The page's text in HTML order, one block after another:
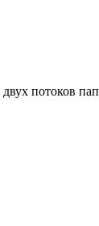
двух потоков